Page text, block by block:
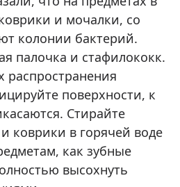
и мочалки, со
колонии бактерий.
палочка и стафилококк.
поверхности, к
Стирайте
коврики в горячей воде
как зубные
высохнуть